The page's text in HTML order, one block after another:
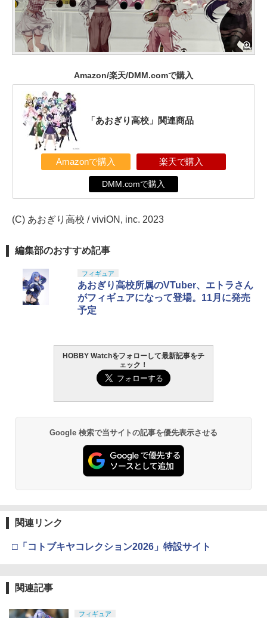
Amazon/楽天/DMM.comで購入
「あおぎり高校」関連商品
Amazonで購入 楽天で購入
DMM.comで購入
(C) あおぎり高校 / viviON, inc. 2023
編集部のおすすめ記事
フィギュア
あおぎり高校所属のVTuber、エトラさん
がフィギュアになって登場。11月に発売
予定
HOBBY Watchをフォローして最新記事をチ
ェック！
Google 検索で当サイトの記事を優先表示させる
関連リンク
□「コトブキヤコレクション2026」特設サイト
関連記事
フィギュア